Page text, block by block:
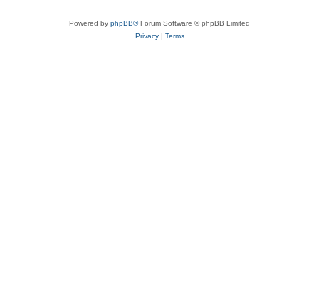
Powered by phpBB®Forum Software © phpBB Limited
Privacy| Terms